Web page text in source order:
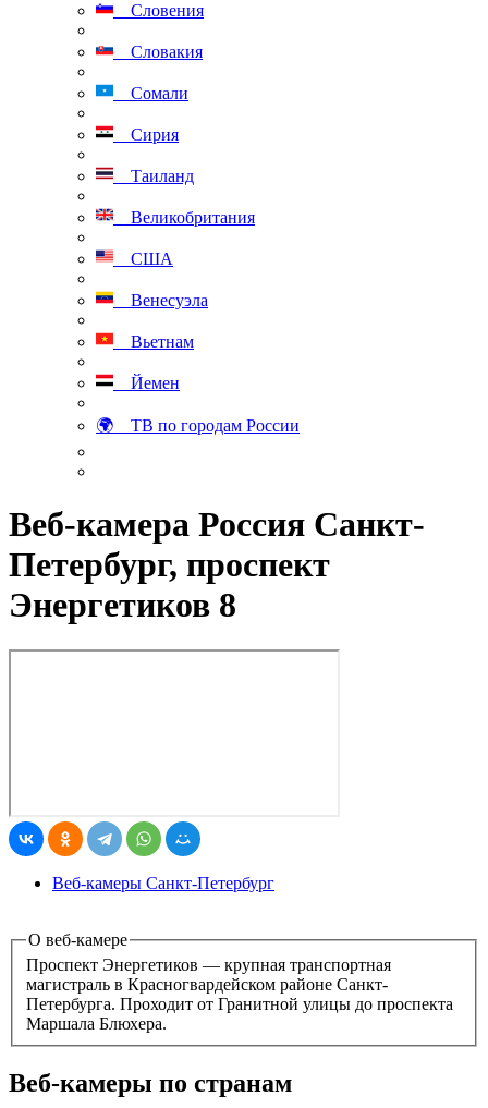
Словения
Словакия
Сомали
Сирия
Таиланд
Великобритания
США
Венесуэла
Вьетнам
Йемен
🌍 ТВ по городам России
Веб-камера Россия Санкт-
Петербург, проспект
Энергетиков 8
Веб-камеры Санкт-Петербург
О веб-камере
Проспект Энергетиков — крупная транспортная
магистраль в Красногвардейском районе Санкт-
Петербурга. Проходит от Гранитной улицы до проспекта
Маршала Блюхера.
Веб-камеры по странам